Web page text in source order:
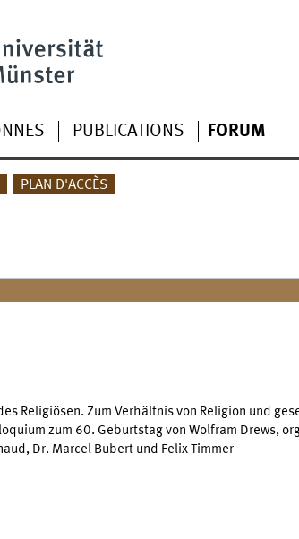
PUBLICATIONS FORUM
PLAN D'ACCÈS
Religiösen. Zum Verhältnis von Religion und
zum 60. Geburtstag von Wolfram Drews,
Dr. Marcel Bubert und Felix Timmer